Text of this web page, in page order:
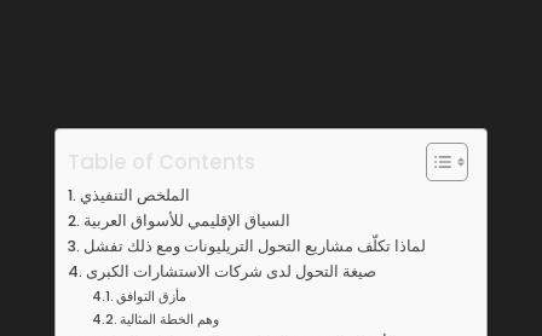
Table of Contents
الملخص التنفيذي
السياق الإقليمي للأسواق العربية
لماذا تكلّف مشاريع التحول التريليونات ومع ذلك تفشل
صيغة التحول لدى شركات الاستشارات الكبرى
مأزق التوافق
وهم الخطة المثالية